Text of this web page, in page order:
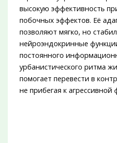
высокую эффективность
побочных эффектов. Её
позволяют мягко, но
нейроэндокринные
постоянного
урбанистического ритма
помогает перевести в
не прибегая к агрессивной